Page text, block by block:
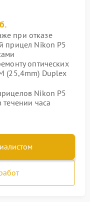
при отказе
прицел Nikon P5
оптических
(25,4mm) Duplex
Nikon P5
часа